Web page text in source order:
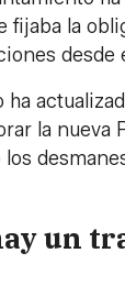
la
desde
la nueva
un